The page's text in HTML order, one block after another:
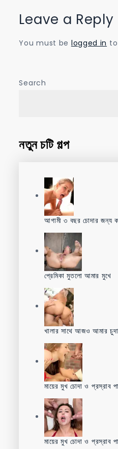
Leave a Reply
You must be logged in
Search
নতুন চটি গল্প
আগামী ৩ বছর চোদার জন্য
প্রেমিকা মুতলো আমার মুখে
খালার সাথে আজও আমার
মায়ের মুখ চোদা ও প্রস্রাব
মায়ের মুখ চোদা ও প্রস্রাব